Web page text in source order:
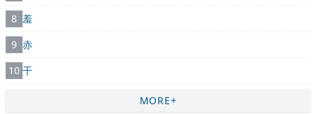
8 羞
9 赤
10 干
MORE+